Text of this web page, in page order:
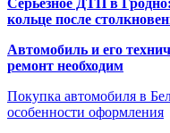
кольце после
Автомобиль и его
ремонт необходим
Покупка автомобиля в
особенности оформления